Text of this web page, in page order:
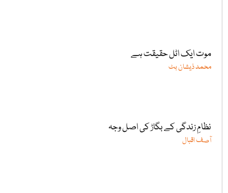
موت ایک اٹل حقیقت ہے
محمد ذیشان بٹ
نظامِ زندگی کے بگاڑ کی اصل وجہ
آصف اقبال